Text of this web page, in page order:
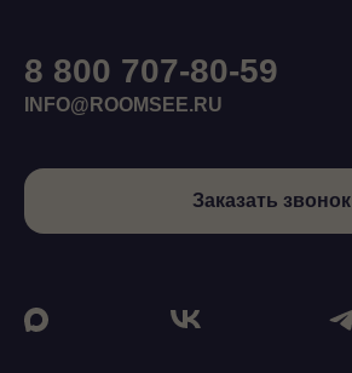
8 800 707-80-59
INFO@ROOMSEE.RU
Заказать звонок